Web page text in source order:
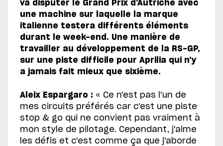
va disputer le Grand Prix d'Autriche avec
une machine sur laquelle la marque
italienne testera différents éléments
durant le week-end. Une manière de
travailler au développement de la RS-GP,
sur une piste difficile pour Aprilia qui n'y
a jamais fait mieux que sixième.
Aleix Espargaro : « Ce n'est pas l'un de
mes circuits préférés car c'est une piste
stop & go qui ne convient pas vraiment à
mon style de pilotage. Cependant, j'aime
les défis et c'est comme ça que j'aborde